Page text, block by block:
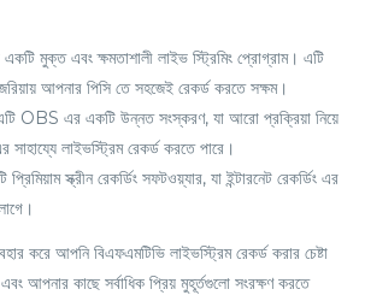
মুক্ত এবং ক্ষমতাশালী লাইভ স্ট্রিমিং প্রোগ্রাম। এটি
আপনার পিসি তে সহজেই রেকর্ড করতে সক্ষম।
এর একটি উন্নত সংস্করণ, যা আরো প্রক্রিয়া নিয়ে
লাইভস্ট্রিম রেকর্ড করতে পারে।
প্রিমিয়াম স্ক্রীন রেকর্ডিং সফটওয়্যার, যা ইন্টারনেট রেকর্ডিং এর
করে আপনি বিএফএমটিভি লাইভস্ট্রিম রেকর্ড করার চেষ্টা
আপনার কাছে সর্বাধিক প্রিয় মুহূর্তগুলো সংরক্ষণ করতে